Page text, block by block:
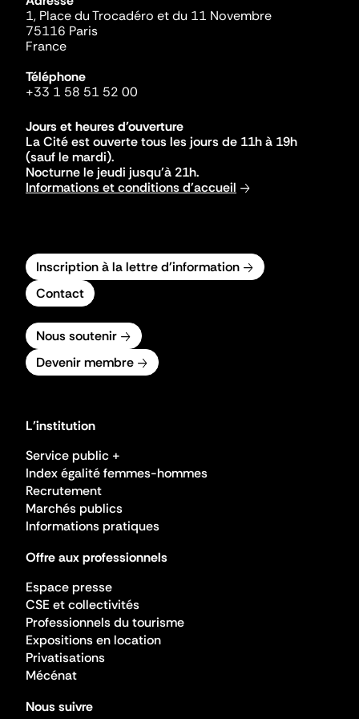
1, Place du Trocadéro et du 11 Novembre
75116 Paris
France
Téléphone
+33 1 58 51 52 00
Jours et heures d'ouverture
La Cité est ouverte tous les jours de 11h à 19h
(sauf le mardi).
Nocturne le jeudi jusqu'à 21h.
Informations et conditions d'accueil
Inscription à la lettre d'information
Contact
Nous soutenir
Devenir membre
L'institution
Service public +
Index égalité femmes-hommes
Recrutement
Marchés publics
Informations pratiques
Offre aux professionnels
Espace presse
CSE et collectivités
Professionnels du tourisme
Expositions en location
Privatisations
Mécénat
Nous suivre